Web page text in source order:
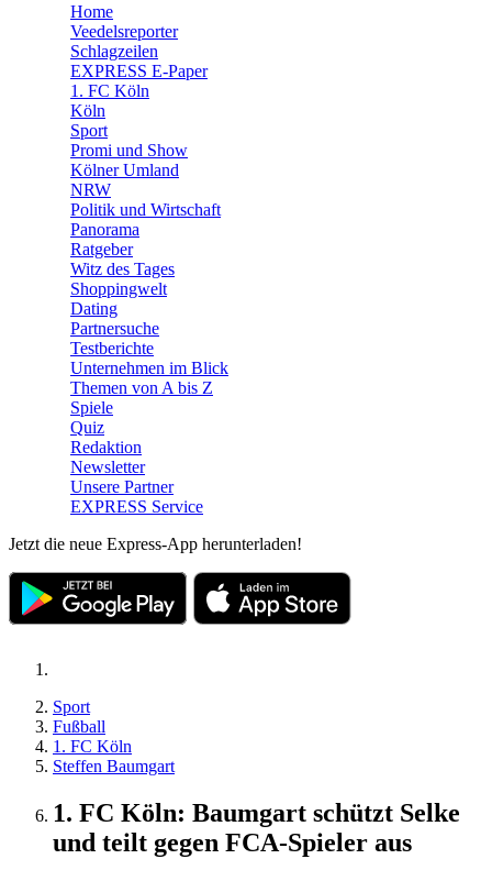
🛒 Shoppingwelt
Home
Veedelsreporter
Schlagzeilen
EXPRESS E-Paper
1. FC Köln
Köln
Sport
Promi und Show
Kölner Umland
NRW
Politik und Wirtschaft
Panorama
Ratgeber
Witz des Tages
Shoppingwelt
Dating
Partnersuche
Testberichte
Unternehmen im Blick
Themen von A bis Z
Spiele
Quiz
Redaktion
Newsletter
Unsere Partner
EXPRESS Service
Jetzt die neue Express-App herunterladen!
Sport
Fußball
1. FC Köln
Steffen Baumgart
1. FC Köln: Baumgart schützt Selke
und teilt gegen FCA-Spieler aus